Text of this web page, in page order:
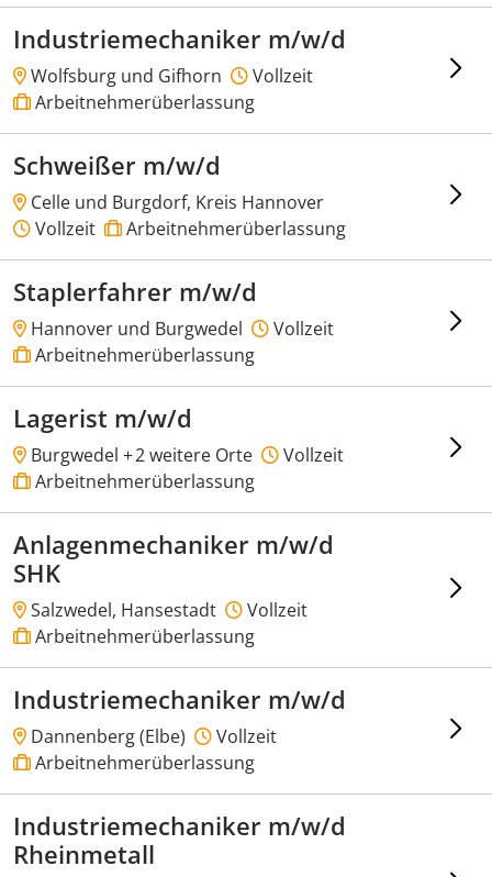
Industriemechaniker m/w/d
Wolfsburg und Gifhorn
Vollzeit
Arbeitnehmerüberlassung
Schweißer m/w/d
Celle und Burgdorf, Kreis Hannover
Vollzeit
Arbeitnehmerüberlassung
Staplerfahrer m/w/d
Hannover und Burgwedel
Vollzeit
Arbeitnehmerüberlassung
Lagerist m/w/d
Burgwedel +2 weitere Orte
Vollzeit
Arbeitnehmerüberlassung
Anlagenmechaniker m/w/d
SHK
Salzwedel, Hansestadt
Vollzeit
Arbeitnehmerüberlassung
Industriemechaniker m/w/d
Dannenberg (Elbe)
Vollzeit
Arbeitnehmerüberlassung
Industriemechaniker m/w/d
Rheinmetall